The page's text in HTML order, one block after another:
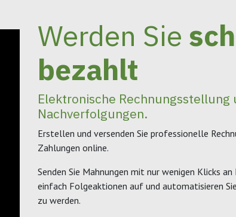
Werden Sie
bezahlt
Elektronische
Nachverfolgungen.
Erstellen und versenden Sie professionelle
Zahlungen online.
Senden Sie Mahnungen mit nur wenigen Klicks an
einfach Folgeaktionen auf und automatisieren
zu werden.